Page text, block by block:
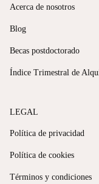
Acerca de nosotros
Blog
Becas postdoctorado
Índice Trimestral de
LEGAL
Política de privacidad
Política de cookies
Términos y condiciones